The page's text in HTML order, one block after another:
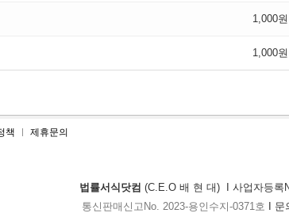
1,000원
1,000원
책 제휴문의
법률서식닷컴 (C.E.O 배 현 대) I 사업자등록
통신판매신고No. 2023-용인수지-0371호
I